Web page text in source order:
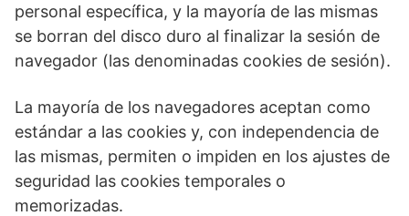
personal específica, y la mayoría de las mismas
se borran del disco duro al finalizar la sesión de
navegador (las denominadas cookies de sesión).
La mayoría de los navegadores aceptan como
estándar a las cookies y, con independencia de
las mismas, permiten o impiden en los ajustes de
seguridad las cookies temporales o
memorizadas.